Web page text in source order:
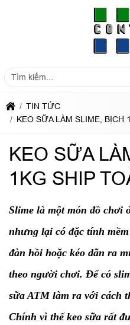
TIN TỨC
KEO SỮA LÀM SLIME, BỊCH
KEO SỮA
1KG SHIP
Slime là một món đồ chơi
nhưng lại có đặc tính
đàn hồi hoặc kéo dãn ra
theo người chơi. Để có
sữa ATM làm ra với cách
Chính vì thế keo sữa rất